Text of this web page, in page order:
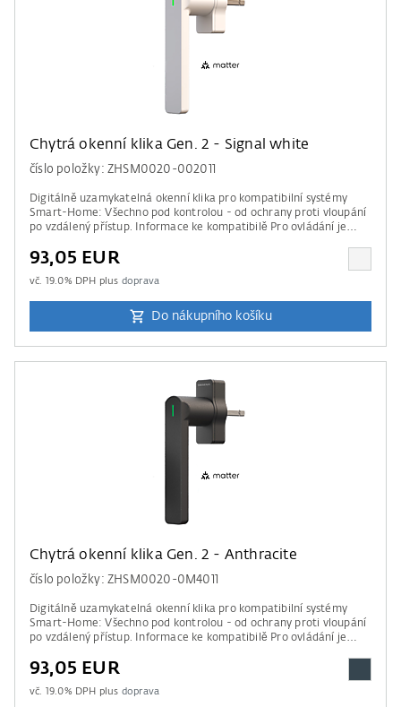
Chytrá okenní klika Gen. 2 - Signal white
číslo položky: ZHSM0020-002011
Digitálně uzamykatelná okenní klika pro kompatibilní systémy
Smart-Home: Všechno pod kontrolou - od ochrany proti vloupání
po vzdálený přístup. Informace ke kompatibilě Pro ovládání je
Home nebo Samsung SmartThings. Prosím mějte na paměti údaje
93,05 EUR
vč. 19.0% DPH plus doprava
Do nákupního košíku
Chytrá okenní klika Gen. 2 - Anthracite
číslo položky: ZHSM0020-0M4011
Digitálně uzamykatelná okenní klika pro kompatibilní systémy
Smart-Home: Všechno pod kontrolou - od ochrany proti vloupání
po vzdálený přístup. Informace ke kompatibilě Pro ovládání je
Home nebo Samsung SmartThings. Prosím mějte na paměti údaje
93,05 EUR
vč. 19.0% DPH plus doprava